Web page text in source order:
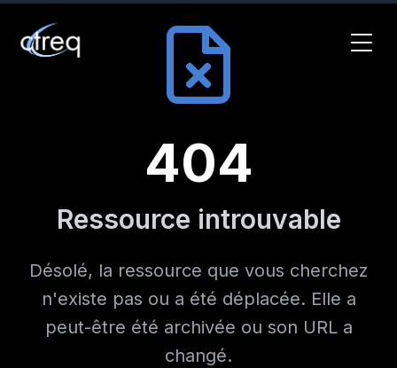
404
Ressource introuvable
Désolé, la ressource que vous cherchez
n'existe pas ou a été déplacée. Elle a
peut-être été archivée ou son URL a
changé.